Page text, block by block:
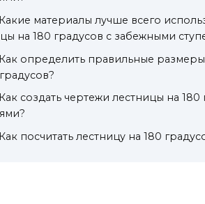
Какие материалы лучше всего
на 180 градусов с забежными
Как определить правильные
Как создать чертежи лестницы на
Как посчитать лестницу на 180